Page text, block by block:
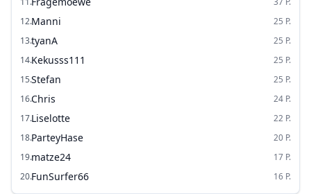
12.Manni 25 P.
13.tyanA 25 P.
14.Kekusss111 25 P.
15.Stefan 25 P.
16.Chris 24 P.
17.Liselotte 22 P.
18.ParteyHase 20 P.
19.matze24 17 P.
20.FunSurfer66 16 P.